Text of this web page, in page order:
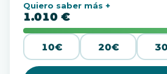
Quiero saber más
1.010 €
10€ 20€